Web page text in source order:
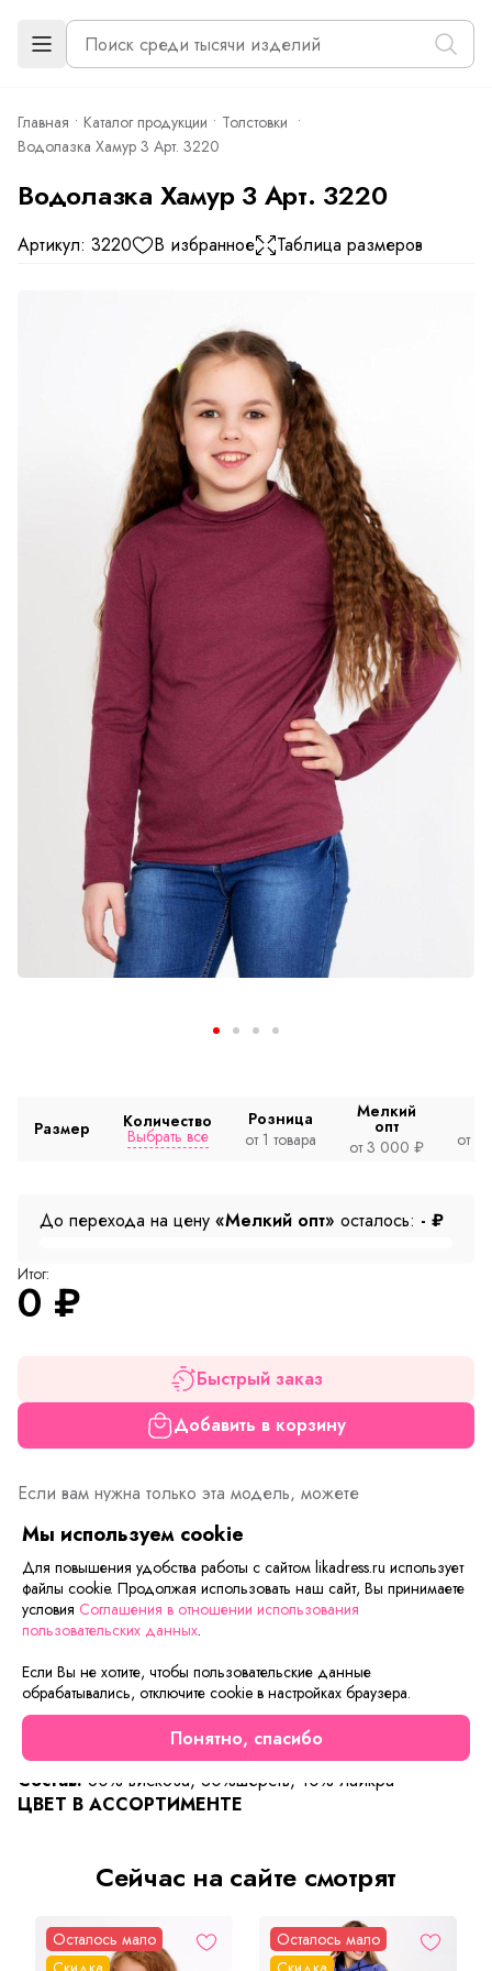
Главная Каталог продукции
Толстовки
Водолазка Хамур 3 Арт. 3220
Водолазка Хамур 3 Арт. 3220
Артикул: 3220 В избранное Таблица размеров
Размер Количество
Выбрать все
Розница
от 1 товара
Мелкий
опт
от 3 000 ₽
от
До перехода на цену «Мелкий опт» осталось: - ₽
Итог:
0 ₽
Быстрый заказ
Добавить в корзину
Если вам нужна только эта модель, можете
Заполните форму, и через короткое время вам
перезвонит менеджер. Он уточнит все условия заказа,
ответит на вопросы, а также подскажет о вариантах
оплаты и доставки.
Описание товараХарактеристики товараОтзывы
Ткань:Ангора Хамур
Состав: 60% вискоза, 30%шерсть, 10% лайкра
ЦВЕТ В АССОРТИМЕНТЕ
Сейчас на сайте смотрят
Осталось мало
Осталось мало
Мы используем cookie
Для повышения удобства работы с сайтом likadress.ru использует
файлы cookie. Продолжая использовать наш сайт, Вы принимаете
условия Соглашения в отношении использования
пользовательских данных.
Если Вы не хотите, чтобы пользовательские данные
обрабатывались, отключите cookie в настройках браузера.
Понятно, спасибо